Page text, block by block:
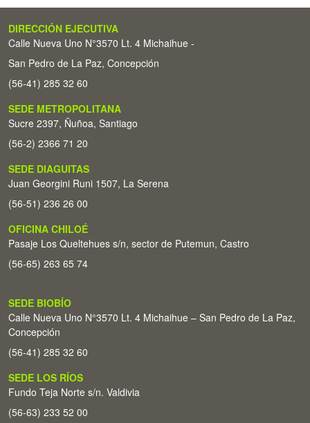
DIRECCIÓN EJECUTIVA
Calle Nueva Uno N°3570 Lt. 4 Michaihue -
San Pedro de La Paz, Concepción
(56-41) 285 32 60
SEDE METROPOLITANA
Sucre 2397, Ñuñoa, Santiago
(56-2) 2366 71 20
SEDE DIAGUITAS
Juan Georgini Runi 1507, La Serena
(56-51) 236 26 00
OFICINA CHILOÉ
Pasaje Los Queltehues s/n, sector de Putemun, Castro
(56-65) 263 65 74
SEDE BIOBÍO
Calle Nueva Uno N°3570 Lt. 4 Michaihue – San Pedro de La Paz,
Concepción
(56-41) 285 32 60
SEDE LOS RÍOS
Fundo Teja Norte s/n. Valdivia
(56-63) 233 52 00